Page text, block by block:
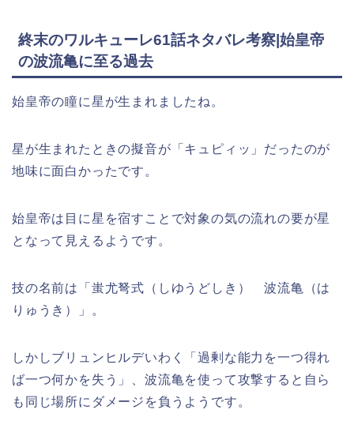
終末のワルキューレ61話ネタバレ考察|始皇帝
の波流亀に至る過去
始皇帝の瞳に星が生まれましたね。
星が生まれたときの擬音が「キュピィッ」だったのが
地味に面白かったです。
始皇帝は目に星を宿すことで対象の気の流れの要が星
となって見えるようです。
技の名前は「蚩尤弩式（しゆうどしき） 波流亀（は
りゅうき）」。
しかしブリュンヒルデいわく「過剰な能力を一つ得れ
ば一つ何かを失う」、波流亀を使って攻撃すると自ら
も同じ場所にダメージを負うようです。